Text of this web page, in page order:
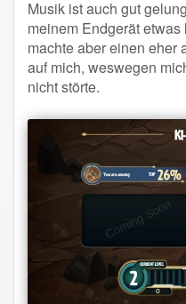
Musik ist auch gut
meinem Endgerät
machte aber einen eher
auf mich, weswegen
nicht störte.